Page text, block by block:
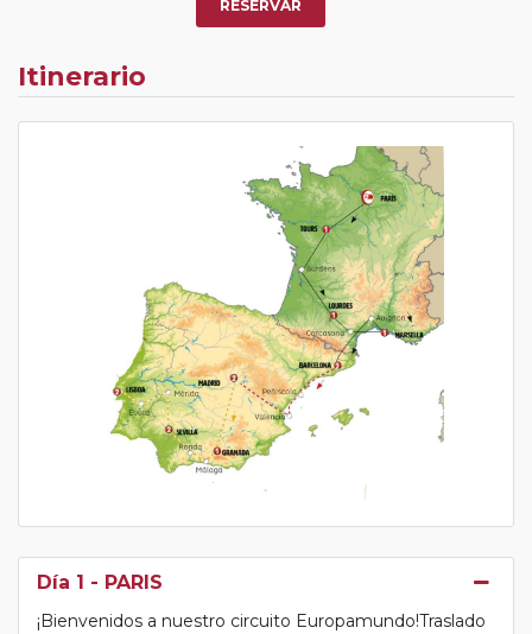
RESERVAR
Itinerario
Día 1 - PARIS
¡Bienvenidos a nuestro circuito Europamundo!Traslado